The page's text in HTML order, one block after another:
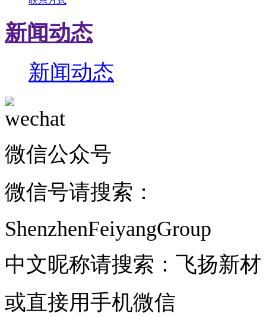
新闻动态
新闻动态
微信公众号
微信号请搜索：
ShenzhenFeiyangGroup
中文昵称请搜索：飞扬新材
或直接用手机微信